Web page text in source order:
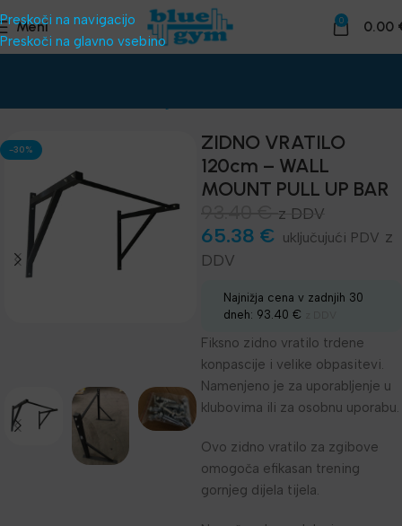
Preskoči na navigacijo
Preskoči na glavno vsebino
Meni 0 0.00
-30%
ZIDNO VRATILO
120cm – WALL
MOUNT PULL UP BAR
z DDV
65.38 €
z
DDV
Najnižja cena v zadnjih 30
dneh: 93.40 €
Fiksno zidno vratilo trdene
konpascije i velike obpasitevi.
Namenjeno je za uporabljenje u
klubovima ili za osobnu uporabu.
Ovo zidno vratilo za zgibove
omogoča efikasan trening
gornjeg dijela tijela.